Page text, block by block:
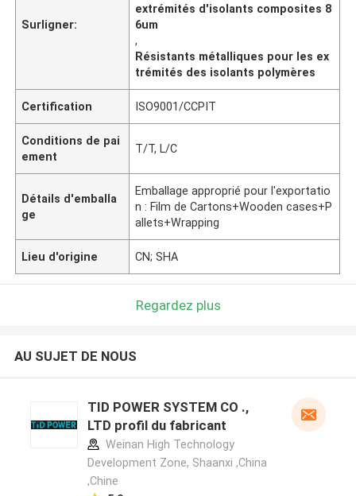
Surligner:
extrémités d'isolants composites 8
6um
,
Résistants métalliques pour les ex
trémités des isolants polymères
Certification ISO9001/CCPIT
Conditions de pai
ement
T/T, L/C
Détails d'emballa
ge
Emballage approprié pour l'exportatio
n : Film de Cartons+Wooden cases+P
allets+Wrapping
Lieu d'origine CN; SHA
Regardez plus
AU SUJET DE NOUS
TID POWER SYSTEM CO .,
LTD profil du fabricant
Weinan High Technology
Development Zone, Shaanxi ,China
,Chine